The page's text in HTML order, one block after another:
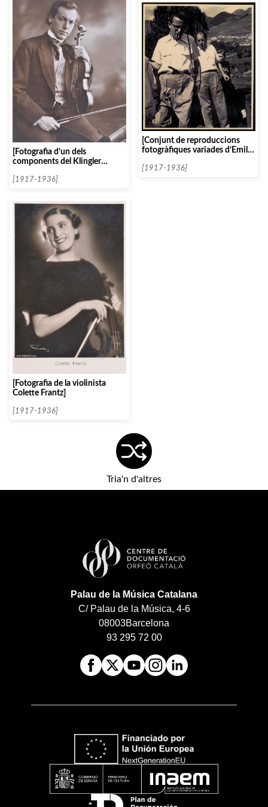
[Fotografia d’un dels
components del Klingler
[1917-1936]
[Conjunt de reproduccions
fotogràfiques variades d’Emili
[1917-1936]
[Fotografia de la violinista
Colette Frantz]
[1917-1936]
Tria'n d'altres
Palau de la Música Catalana
C/ Palau de la Música, 4-6
08003Barcelona
93 295 72 00